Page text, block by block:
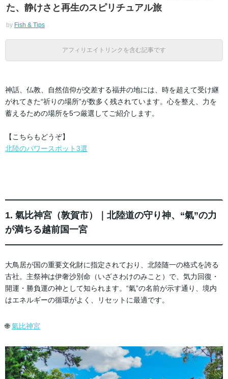
た、静けさと再生のスピリチュアル旅
by Fish & Tips
アフィリエイトリンクを含む記事です
神話、仏教、自然信仰が交差する福井の地には、時を超えて受け継
がれてきた“祈りの場所”が数多く残されています。心を整え、力を
蓄えるための場所を5つ厳選してご紹介します。
【こちらもどうぞ】
北陸のパワースポット3選
1. 氣比神宮（敦賀市）｜北陸道の守り神、“氣”の力
が満ちる越前国一宮
大鳥居が国の重要文化財に指定されており、北陸随一の格式を誇る
古社。主祭神は伊奢沙別命（いざさわけのみこと）で、気力回復・
開運・勝負運の神として知られます。“氣”の名前が示す通り、境内
はエネルギーの循環がよく、リセットに最適です。
🌐氣比神宮